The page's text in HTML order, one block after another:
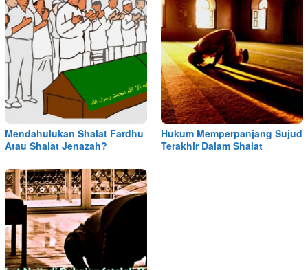
Mendahulukan Shalat Fardhu
Atau Shalat Jenazah?
Hukum Memperpanjang Sujud
Terakhir Dalam Shalat